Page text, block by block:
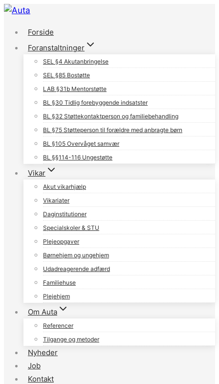
Fortsæt
indholdForside
Foranstaltninger
SEL §4 Akutanbringelse
SEL §85 Bostøtte
LAB §31b Mentorstøtte
BL §30 Tidlig forebyggende indsatster
BL §32 Støttekontaktperson og familiebehandling
BL §75 Støtteperson til forældre med anbragte børn
BL §105 Overvåget samvær
BL §§114-116 Ungestøtte
Vikar
Akut vikarhjælp
Vikariater
Daginstitutioner
Specialskoler & STU
Plejeopgaver
Børnehjem og ungehjem
Udadreagerende adfærd
Familiehuse
Plejehjem
Om Auta
Referencer
Tilgange og metoder
Nyheder
Job
Kontakt